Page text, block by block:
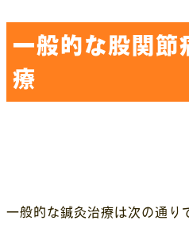
一般的な股関節
療
一般的な鍼灸治療は次の通り